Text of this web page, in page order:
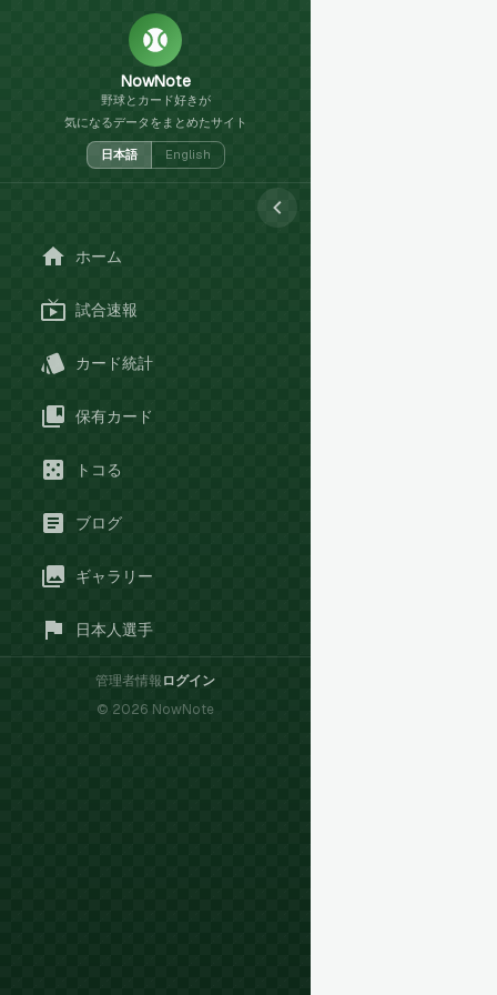
NowNote
野球とカード好きが
気になるデータをまとめたサイト
日本語 English
ホーム
試合速報
カード統計
保有カード
トコる
ブログ
ギャラリー
日本人選手
管理者情報 ログイン
© 2026 NowNote